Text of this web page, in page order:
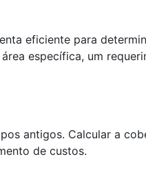
eficiente para
específica, um
antigos. Calcular a
de custos.